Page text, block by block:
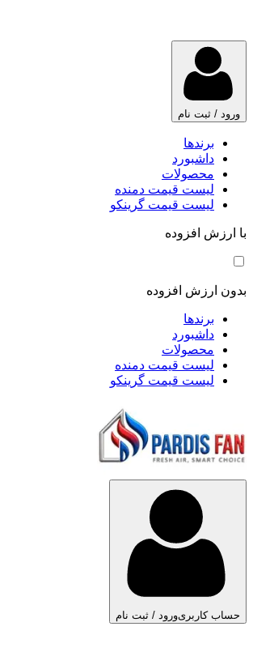
ورود / ثبت نام
برندها
داشبورد
محصولات
لیست قیمت دمنده
لیست قیمت گرینکو
با ارزش افزوده
بدون ارزش افزوده
برندها
داشبورد
محصولات
لیست قیمت دمنده
لیست قیمت گرینکو
حساب کاربریورود / ثبت نام